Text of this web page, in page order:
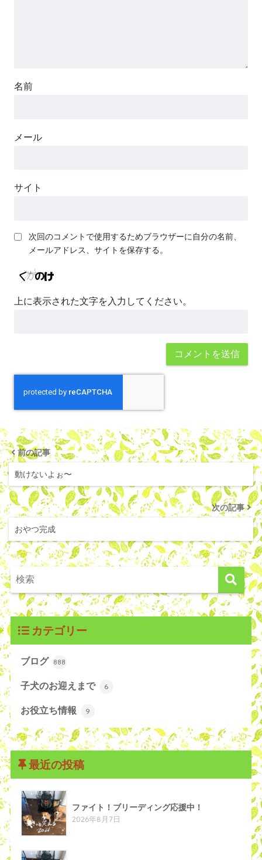
名前
メール
サイト
次回のコメントで使用するためブラウザーに自分の名前、
メールアドレス、サイトを保存する。
上に表示された文字を入力してください。
前の記事
動けないよぉ〜
次の記事
おやつ完成
カテゴリー
ブログ 888
子犬のお迎えまで 6
お役立ち情報 9
最近の投稿
ファイト！ブリーディング応援中！
2026年8月7日